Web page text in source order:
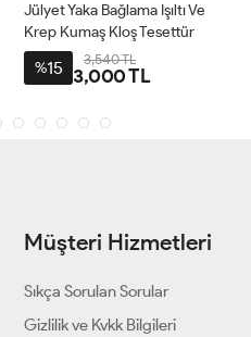
Jülyet Yaka Bağlama Işıltı Ve
Krep Kumaş Kloş Tesettür
Abiye Bordo
%15 3,540 TL
3,000 TL
Müşteri Hizmetleri
Sıkça Sorulan Sorular
Gizlilik ve Kvkk Bilgileri